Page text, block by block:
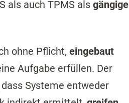
als auch TPMS als gängige
ohne Pflicht,eingebaut
Aufgabe erfüllen. Der
Systeme entweder